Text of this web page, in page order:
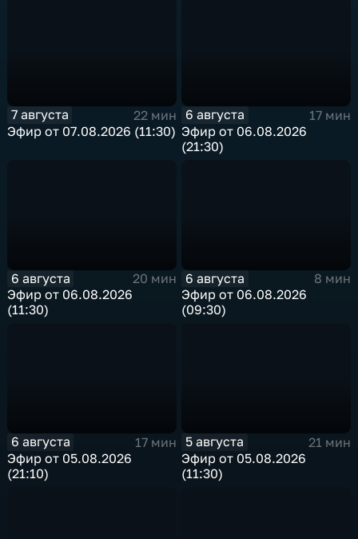
7 августа
22 мин
Эфир от 07.08.2026 (11:30)
6 августа
17 мин
Эфир от 06.08.2026
(21:30)
6 августа
20 мин
Эфир от 06.08.2026
(11:30)
6 августа
8 мин
Эфир от 06.08.2026
(09:30)
6 августа
17 мин
Эфир от 05.08.2026
(21:10)
5 августа
21 мин
Эфир от 05.08.2026
(11:30)